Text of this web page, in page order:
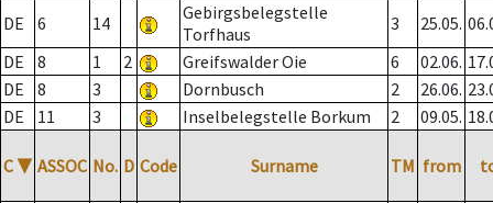
DE
6 14
Gebirgsbelegstelle
Torfhaus
3 25.05.
DE
8 1 2 Greifswalder Oie 6 02.06.
DE
8 3 Dornbusch 2 26.06.
DE
11 3 Inselbelegstelle Borkum 2 09.05.
C ▼ ASSOC No. D Code Surname TM from